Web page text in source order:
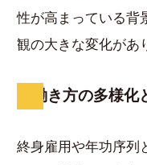
性が高まっている背
観の大きな変化があ
働き方の多様
終身雇用や年功序列